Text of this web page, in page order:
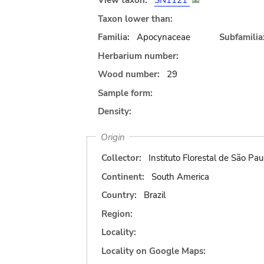
Taxon lower than:
Familia:
Apocynaceae
Herbarium number:
Wood number:
29
Sample form:
Density:
Origin
Collector:
Instituto Florestal de São
Continent:
South America
Country:
Brazil
Region:
Locality:
Locality on Google Maps: